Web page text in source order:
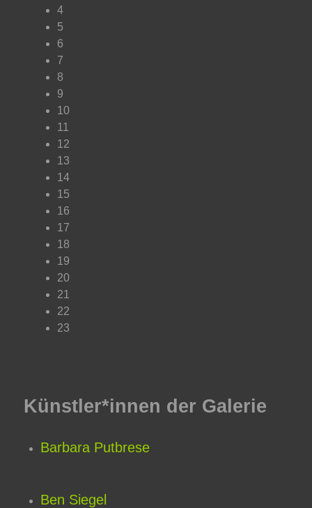
4
5
6
7
8
9
10
11
12
13
14
15
16
17
18
19
20
21
22
23
Künstler*innen der Galerie
Barbara Putbrese
Ben Siegel